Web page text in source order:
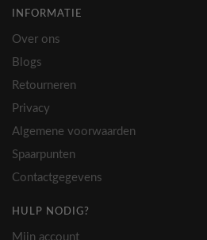
INFORMATIE
Over ons
Blogs
Retourneren
Privacy
Algemene voorwaarden
Spaarpunten
Contactgegevens
HULP NODIG?
Mijn account